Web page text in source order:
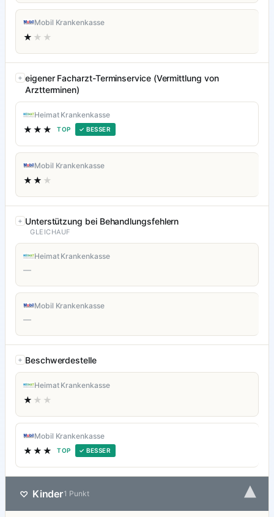
Mobil Krankenkasse
★ ★★
eigener Facharzt-Terminservice (Vermittlung von
Arztterminen)
Heimat Krankenkasse
★★★ TOP ✓ BESSER
Mobil Krankenkasse
★★ ★
Unterstützung bei Behandlungsfehlern
GLEICHAUF
Heimat Krankenkasse
—
Mobil Krankenkasse
—
Beschwerdestelle
Heimat Krankenkasse
★ ★★
Mobil Krankenkasse
★★★ TOP ✓ BESSER
♡ Kinder1 Punkt ▾